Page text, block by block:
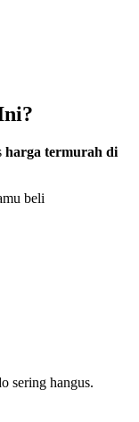
harga termurah di
beli
sering hangus.